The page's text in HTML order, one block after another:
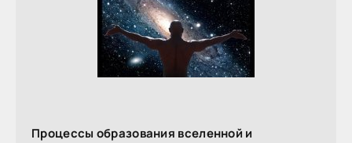
Процессы образования вселенной и